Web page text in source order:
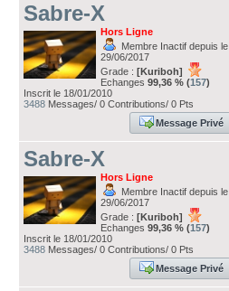
Sabre-X
Hors Ligne
Membre Inactif depuis le
29/06/2017
Grade : [Kuriboh]
Echanges 99,36 % (157)
Inscrit le 18/01/2010
3488 Messages/ 0 Contributions/ 0 Pts
Message Privé
Sabre-X
Hors Ligne
Membre Inactif depuis le
29/06/2017
Grade : [Kuriboh]
Echanges 99,36 % (157)
Inscrit le 18/01/2010
3488 Messages/ 0 Contributions/ 0 Pts
Message Privé